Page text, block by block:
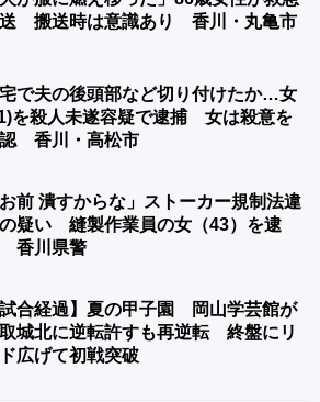
搬送時は意識あり 香川・丸亀市
で夫の後頭部など切り付けたか…女
を殺人未遂容疑で逮捕 女は殺意を
香川・高松市
お前 潰すからな」ストーカー規制法違
疑い 縫製作業員の女（43）を逮
香川県警
試合経過】夏の甲子園 岡山学芸館が
城北に逆転許すも再逆転 終盤にリ
広げて初戦突破